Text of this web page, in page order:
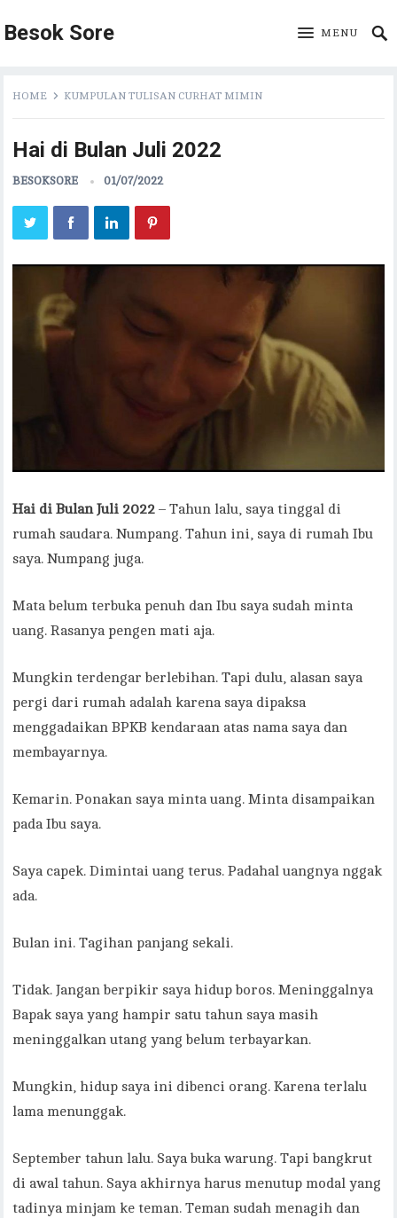
Besok Sore MENU
HOME KUMPULAN TULISAN CURHAT MIMIN
Hai di Bulan Juli 2022
BESOKSORE 01/07/2022
Hai di Bulan Juli 2022 – Tahun lalu, saya tinggal di
rumah saudara. Numpang. Tahun ini, saya di rumah Ibu
saya. Numpang juga.
Mata belum terbuka penuh dan Ibu saya sudah minta
uang. Rasanya pengen mati aja.
Mungkin terdengar berlebihan. Tapi dulu, alasan saya
pergi dari rumah adalah karena saya dipaksa
menggadaikan BPKB kendaraan atas nama saya dan
membayarnya.
Kemarin. Ponakan saya minta uang. Minta disampaikan
pada Ibu saya.
Saya capek. Dimintai uang terus. Padahal uangnya nggak
ada.
Bulan ini. Tagihan panjang sekali.
Tidak. Jangan berpikir saya hidup boros. Meninggalnya
Bapak saya yang hampir satu tahun saya masih
meninggalkan utang yang belum terbayarkan.
Mungkin, hidup saya ini dibenci orang. Karena terlalu
lama menunggak.
September tahun lalu. Saya buka warung. Tapi bangkrut
di awal tahun. Saya akhirnya harus menutup modal yang
tadinya minjam ke teman. Teman sudah menagih dan